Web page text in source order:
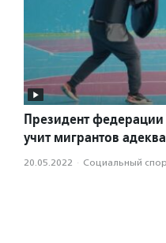
Президент федерации
учит мигрантов
20.05.2022 · Социальный